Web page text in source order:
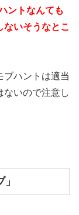
ントなんても
いそうなとこ
ブハントは適当
ないので注意し